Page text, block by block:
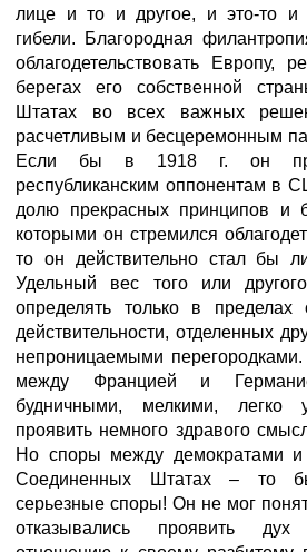
лице и то и другое, и это-то и
гибели. Благородная
облагодетельствовать Европу,
берегах его собственной
Штатах во всех важных
расчетливым и бесцеремонным
Если бы в 1918 г. он
республиканским оппонентам в
долю прекрасных принципов и
которыми он стремился
то он действительно стал бы
Удельный вес того или
определять только в пределах
действительности, отделенных
непроницаемыми
между Францией и
будничными, мелкими, легко
проявить немного здравого
Но споры между демократами и
Соединенных Штатах – то
серьезные споры! Он не мог
отказывались проявить